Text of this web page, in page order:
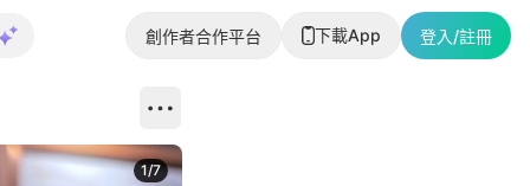
創作者合作平台 下載App 登入/註冊
1/7